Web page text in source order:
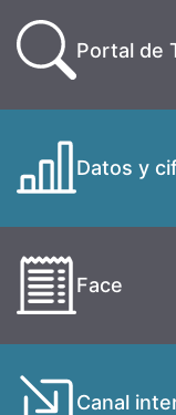
Portal de
Datos y
Face
Canal